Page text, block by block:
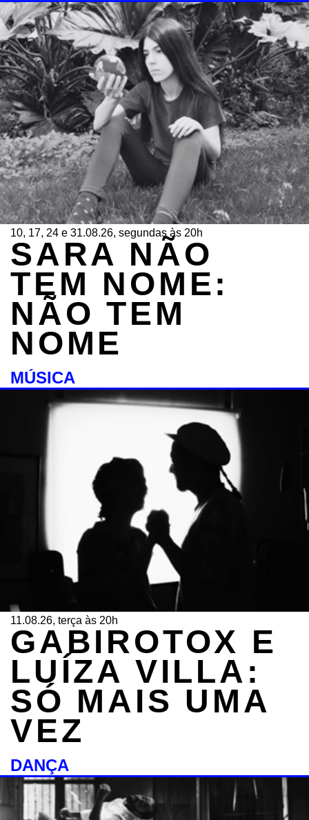
10, 17, 24 e 31.08.26, segundas às 20h
SARA NÃO
TEM NOME:
NÃO TEM
NOME
MÚSICA
11.08.26, terça às 20h
GABIROTOX E
LUÍZA VILLA:
SÓ MAIS UMA
VEZ
DANÇA